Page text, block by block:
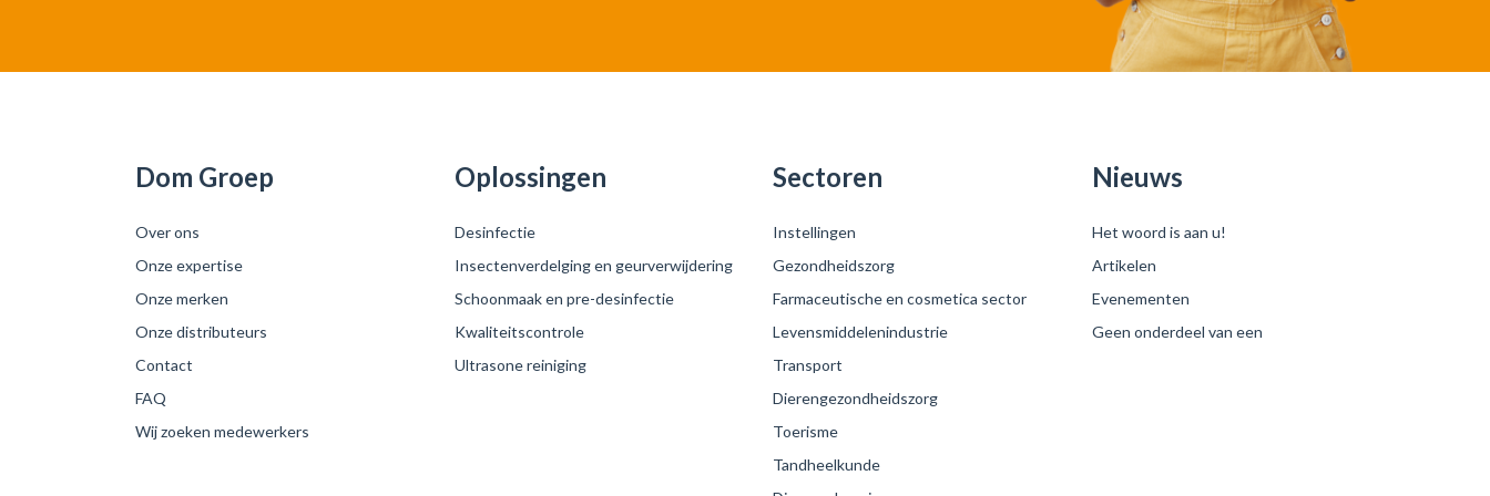
Dom Groep
Over ons
Onze expertise
Onze merken
Onze distributeurs
Contact
FAQ
Wij zoeken medewerkers
Oplossingen
Desinfectie
Insectenverdelging en geurverwijdering
Schoonmaak en pre-desinfectie
Kwaliteitscontrole
Ultrasone reiniging
Sectoren
Instellingen
Gezondheidszorg
Farmaceutische en cosmetica sector
Levensmiddelenindustrie
Transport
Dierengezondheidszorg
Toerisme
Tandheelkunde
Nieuws
Het woord is aan u!
Artikelen
Evenementen
Geen onderdeel van een